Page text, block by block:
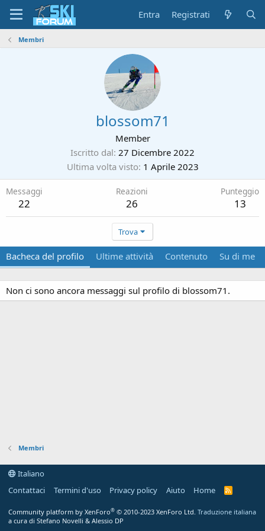
Entra Registrati
Membri
blossom71
Member
Iscritto dal 27 Dicembre 2022
Ultima volta visto 1 Aprile 2023
Messaggi
22
Reazioni
26
Punteggio
13
Trova
Bacheca del profilo Ultime attività Contenuto Su di me
Non ci sono ancora messaggi sul profilo di blossom71.
Membri
Italiano
Contattaci
Termini d'uso Privacy policy Aiuto Home
R
Community platform by XenForo® © 2010-2023 XenForo Ltd. Traduzione italiana
a cura di Stefano Novelli & Alessio DP